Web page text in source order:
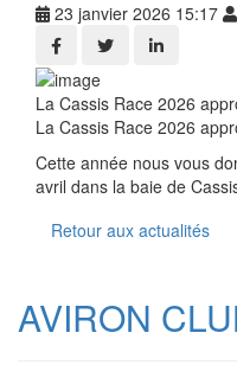
23 janvier 2026 15:17
La Cassis Race 2026
La Cassis Race 2026
Cette année nous vous
avril dans la baie de
Retour aux actualités
AVIRON